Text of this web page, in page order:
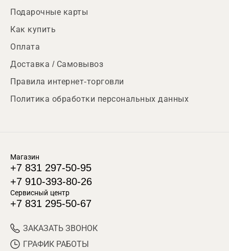
Подарочные карты
Как купить
Оплата
Доставка / Самовывоз
Правила интернет-торговли
Политика обработки персональных данных
Магазин
+7 831 297-50-95
+7 910-393-80-26
Сервисный центр
+7 831 295-50-67
ЗАКАЗАТЬ ЗВОНОК
ГРАФИК РАБОТЫ